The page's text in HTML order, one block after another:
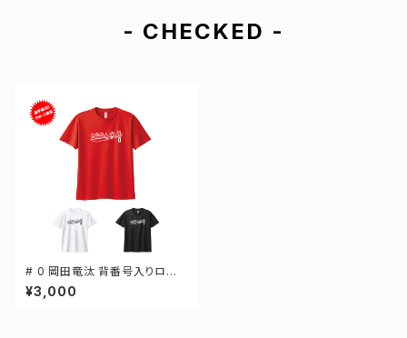
- CHECKED -
# 0 岡田竜汰 背番号入りロゴ
ドライTシャツ 半袖 選手還元 3
カラー S-5Lサイズ 000300
¥3,000